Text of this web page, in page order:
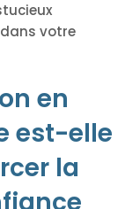
votre
en
est-elle
la